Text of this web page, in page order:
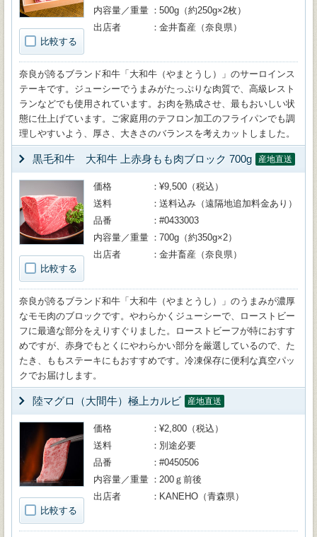
比較する
内容量／重量
500g（約250g×2枚）
出店者
金井畜産（奈良県）
奈良が誇るブランド和牛「大和牛（やまとうし）」のサーロインス
テーキです。ジューシーでうまみがたっぷりな肉質で、高級レスト
ランなどでも使用されています。お肉を熟成させ、最もおいしい状
態に仕上げています。ご家庭用のテフロン加工のフライパンでも調
理しやすいよう、厚さ、大きさのバランスを考えカットしました。
黒毛和牛 大和牛 上赤身もも肉ブロック 700g 産地直送
比較する
価格
¥9,500（税込）
送料
送料込み（遠隔地追加料金あり）
品番
#0433003
内容量／重量
700g（約350g×2）
出店者
金井畜産（奈良県）
奈良が誇るブランド和牛「大和牛（やまとうし）」のうまみが濃厚
なモモ肉のブロックです。やわらかくジューシーで、ローストビー
フに最適な部分をえりすぐりました。ローストビーフが特におすす
めですが、赤身でもとくにやわらかい部分を厳選しているので、た
たき、ももステーキにもおすすめです。冷凍保存に便利な真空パッ
クでお届けします。
陸マグロ（大間牛）極上カルビ 産地直送
比較する
価格
¥2,800（税込）
送料
別途必要
品番
#0450506
内容量／重量
200ｇ前後
出店者
KANEHO（青森県）